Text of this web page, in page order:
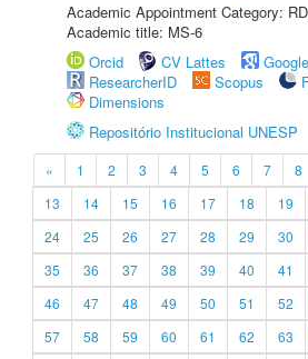
Academic Appointment Category:
Academic title: MS-6
Orcid
CV Lattes
ResearcherID
Scopus
Dimensions
Repositório Institucional UNESP
« 1 2 3 4 5 6 7 8
13
14 15 16 17 18 19
24
25 26 27 28 29 30
35
36 37 38 39 40 41
46
47 48 49 50 51 52
57
58 59 60 61 62 63